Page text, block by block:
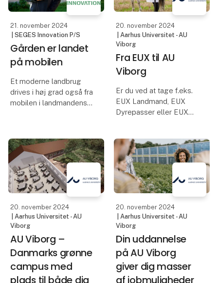
brancheorgani
21. november 2024
| SEGES Innovation P/S
Gården er landet
på mobilen
Et moderne landbrug
drives i høj grad også fra
mobilen i landmandens
nyskabelser, som
understøtter en
balanceret
fødevareproduktion. Derf
20. november 2024
| Aarhus Universitet - AU
Viborg
Fra EUX til AU
Viborg
Er du ved at tage f.eks.
EUX Landmand, EUX
Dyrepasser eller EUX
Viborgs tre
uddannelser? Her kan du
læse om adgangskrav
og muligheden for at
supplere o
20. november 2024
| Aarhus Universitet - AU
Viborg
AU Viborg –
Danmarks grønne
campus med
plads til både dig
20. november 2024
| Aarhus Universitet - AU
Viborg
Din uddannelse
på AU Viborg
giver dig masser
af jobmuligheder